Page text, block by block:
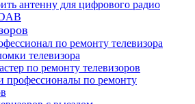
антенну для цифрового радио
по ремонту телевизора
телевизора
по ремонту телевизоров
профессионалы по ремонту